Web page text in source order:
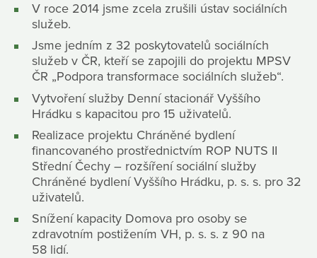
V roce 2014 jsme zcela zrušili ústav sociálních
služeb.
Jsme jedním z 32 poskytovatelů sociálních
služeb v ČR, kteří se zapojili do projektu MPSV
ČR „Podpora transformace sociálních služeb“.
​Vytvoření služby Denní stacionář Vyššího
Hrádku s kapacitou pro 15 uživatelů.
Realizace projektu Chráněné bydlení
financovaného prostřednictvím ROP NUTS II
Střední Čechy – rozšíření sociální služby
Chráněné bydlení Vyššího Hrádku, p. s. s. pro 32
uživatelů.
Snížení kapacity Domova pro osoby se
zdravotním postižením VH, p. s. s. z 90 na
58 lidí.